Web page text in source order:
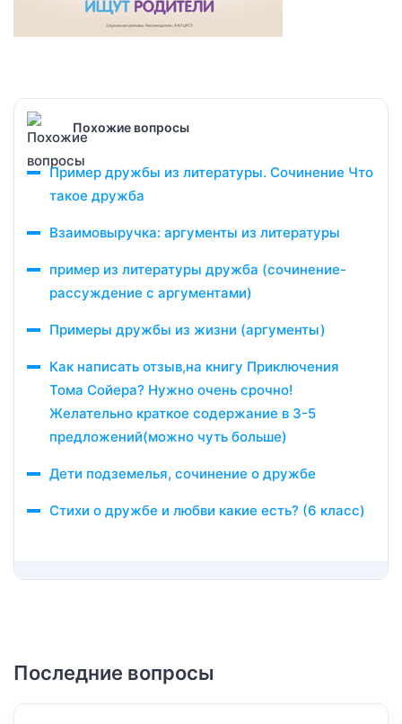
Похожие вопросы
Пример дружбы из литературы. Сочинение Что
такое дружба
Взаимовыручка: аргументы из литературы
пример из литературы дружба (сочинение-
рассуждение с аргументами)
Примеры дружбы из жизни (аргументы)
Как написать отзыв,на книгу Приключения
Тома Сойера? Нужно очень срочно!
Желательно краткое содержание в 3-5
предложений(можно чуть больше)
Дети подземелья, сочинение о дружбе
Стихи о дружбе и любви какие есть? (6 класс)
Последние вопросы